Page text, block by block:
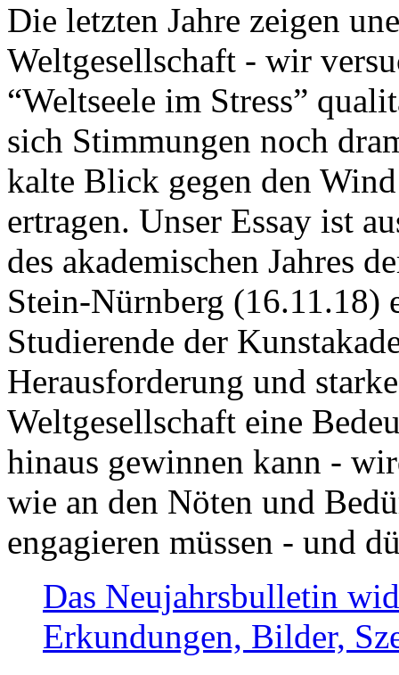
Die letzten Jahre zeigen
Weltgesellschaft - wir
“Weltseele im Stress”
sich Stimmungen noch
kalte Blick gegen den
ertragen. Unser Essay ist
des akademischen Jahres
Stein-Nürnberg (16.11.18)
Studierende der
Herausforderung und
Weltgesellschaft eine
hinaus gewinnen kann -
wie an den Nöten und
engagieren müssen - und
Das Neujahrsbulletin
Erkundungen, Bilder,